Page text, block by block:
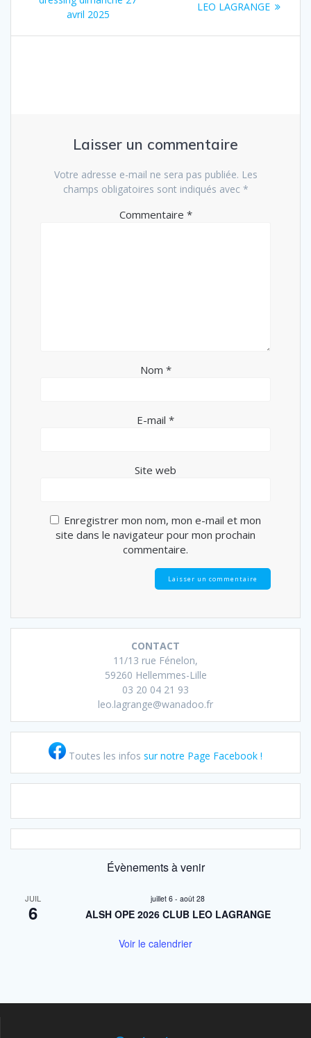
l’article
avril 2025
suivant
LEO LAGRANGE
Laisser un commentaire
Votre adresse e-mail ne sera pas publiée. Les
champs obligatoires sont indiqués avec *
Commentaire *
Nom *
E-mail *
Site web
Enregistrer mon nom, mon e-mail et mon
site dans le navigateur pour mon prochain
commentaire.
CONTACT
11/13 rue Fénelon,
59260 Hellemmes-Lille
03 20 04 21 93
leo.lagrange@wanadoo.fr
Toutes les infos sur notre Page Facebook !
Évènements à venir
JUIL
6
juillet 6 - août 28
ALSH OPE 2026 CLUB LEO LAGRANGE
Voir le calendrier